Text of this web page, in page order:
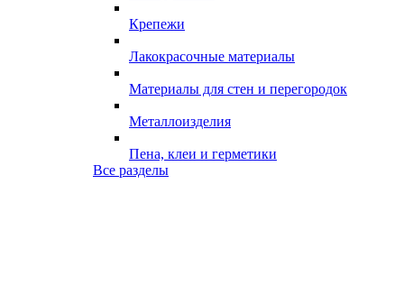
Крепежи
Лакокрасочные материалы
Материалы для стен и перегородок
Металлоизделия
Пена, клеи и герметики
Все разделы